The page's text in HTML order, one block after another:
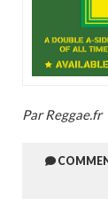
Par Reggae.fr